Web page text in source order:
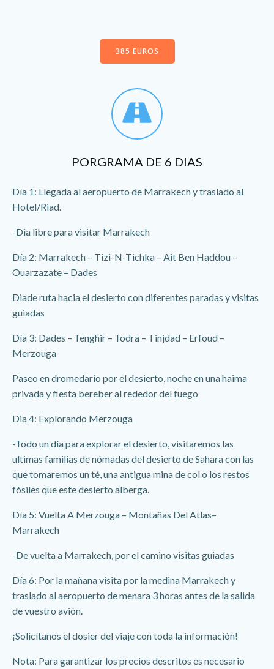
385 EUROS
PORGRAMA DE 6 DIAS
Día 1: Llegada al aeropuerto de Marrakech y traslado al
Hotel/Riad.
-Dia libre para visitar Marrakech
Día 2: Marrakech – Tizi-N-Tichka – Ait Ben Haddou –
Ouarzazate – Dades
Diade ruta hacia el desierto con diferentes paradas y visitas
guiadas
Día 3: Dades – Tenghir – Todra – Tinjdad – Erfoud –
Merzouga
Paseo en dromedario por el desierto, noche en una haima
privada y fiesta bereber al rededor del fuego
Dia 4: Explorando Merzouga
-Todo un día para explorar el desierto, visitaremos las
ultimas familias de nómadas del desierto de Sahara con las
que tomaremos un té, una antigua mina de col o los restos
fósiles que este desierto alberga.
Día 5: Vuelta A Merzouga – Montañas Del Atlas–
Marrakech
-De vuelta a Marrakech, por el camino visitas guiadas
Día 6: Por la mañana visita por la medina Marrakech y
traslado al aeropuerto de menara 3 horas antes de la salida
de vuestro avión.
¡Solicítanos el dosier del viaje con toda la información!
Nota: Para garantizar los precios descritos es necesario